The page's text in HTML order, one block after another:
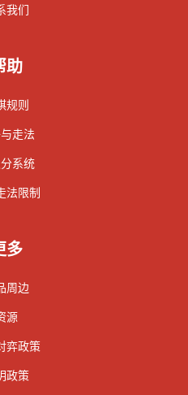
我们
助
规则
走法
系统
法限制
多
周边
源
弈政策
政策